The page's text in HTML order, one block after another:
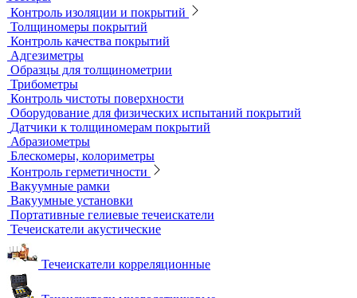
УФ-лампы и светильники
Метод магнитной памяти металла
Приборы для контроля состояния электрических машин
Вихретоковый контроль
Вихретоковые дефектоскопы
Вихретоковые преобразователи
Вихретоковые толщиномеры
Контрольные образцы для вихретокового контроля
Приборы для измерения электропроводности
Импедансный контроль
Импедансные дефектоскопы
Тестеры
Контроль изоляции и покрытий
Толщиномеры покрытий
Контроль качества покрытий
Адгезиметры
Образцы для толщинометрии
Трибометры
Контроль чистоты поверхности
Оборудование для физических испытаний покрытий